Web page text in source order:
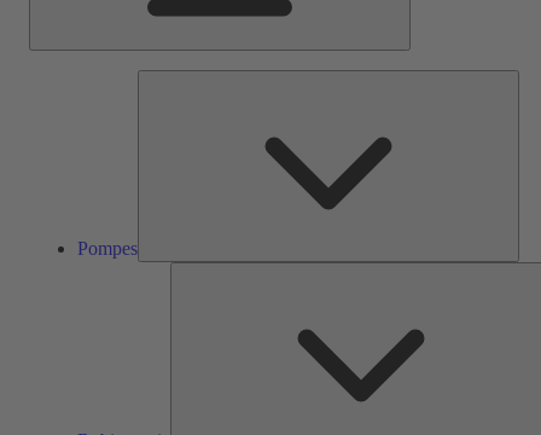
Pompes